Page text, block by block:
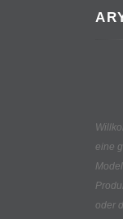
eine
oder